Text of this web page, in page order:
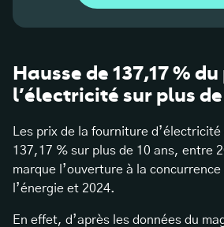
Hausse de 137,17 %
l’électricité sur plus de
Les prix de la fourniture
137,17 % sur plus de 10 ans, entre
marque l’ouverture à la
l’énergie et 2024.
En effet, d’après les données du